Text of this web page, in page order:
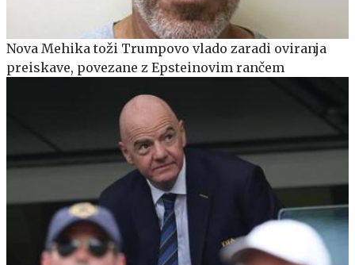
Nova Mehika toži Trumpovo vlado zaradi oviranja
preiskave, povezane z Epsteinovim rančem